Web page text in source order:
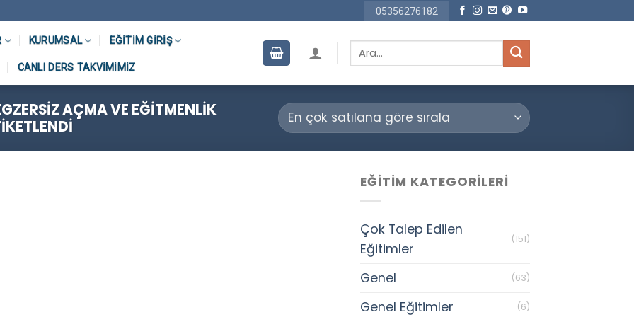
05356276182
KURUMSAL EĞITIM GIRIŞ
CANLI DERS TAKVIMIMIZ
Ara:
AÇMA VE EĞITMENLIK
EĞITIM KATEGORILERI
Çok Talep Edilen
Eğitimler
(151)
Genel (63)
Genel Eğitimler (6)